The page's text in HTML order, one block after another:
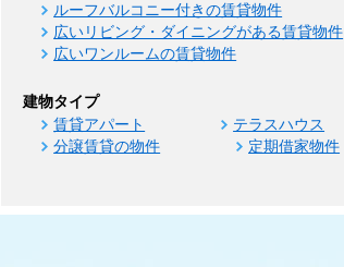
ルーフバルコニー付きの賃貸物件
広いリビング・ダイニングがある賃貸物件
広いワンルームの賃貸物件
建物タイプ
賃貸アパート テラスハウス
分譲賃貸の物件
定期借家物件